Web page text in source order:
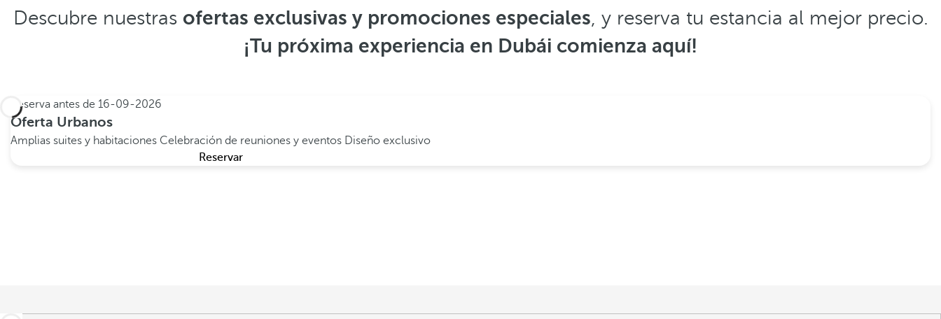
Descubre nuestras ofertas exclusivas y promociones especiales, y reserva tu estancia al mejor precio.
¡Tu próxima experiencia en Dubái comienza aquí!
Reserva antes de 16-09-2026
Oferta Urbanos
Amplias suites y habitaciones Celebración de reuniones y eventos Diseño exclusivo
Reservar